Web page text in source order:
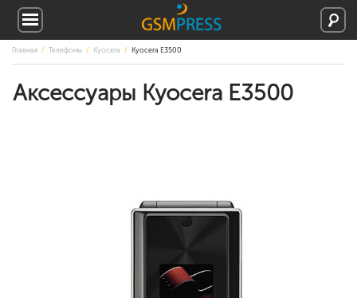
Главная Телефоны Kyocera Kyocera E3500
Аксессуары Kyocera E3500